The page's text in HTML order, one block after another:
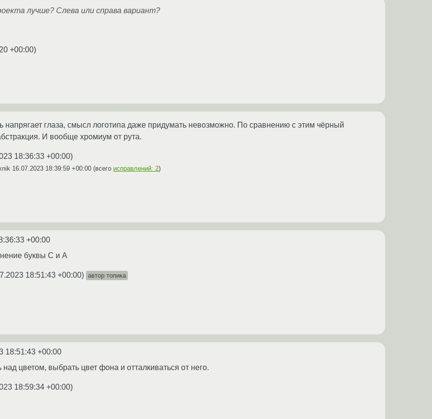
лучше? Слева или справа вариант?
+00:00)
напрягает глаза, смысл логотипа даже придумать невозможно. По сравнению с этим чёрный
И вообще хромиум от рута.
18:36:33 +00:00)
16.07.2023 18:39:59 +00:00 (всего исправлений: 2)
+00:00
буквы C и A
18:51:43 +00:00) автор топика
18:51:43 +00:00
над цветом, выбрать цвет фона и отталкиваться от него.
18:59:34 +00:00)